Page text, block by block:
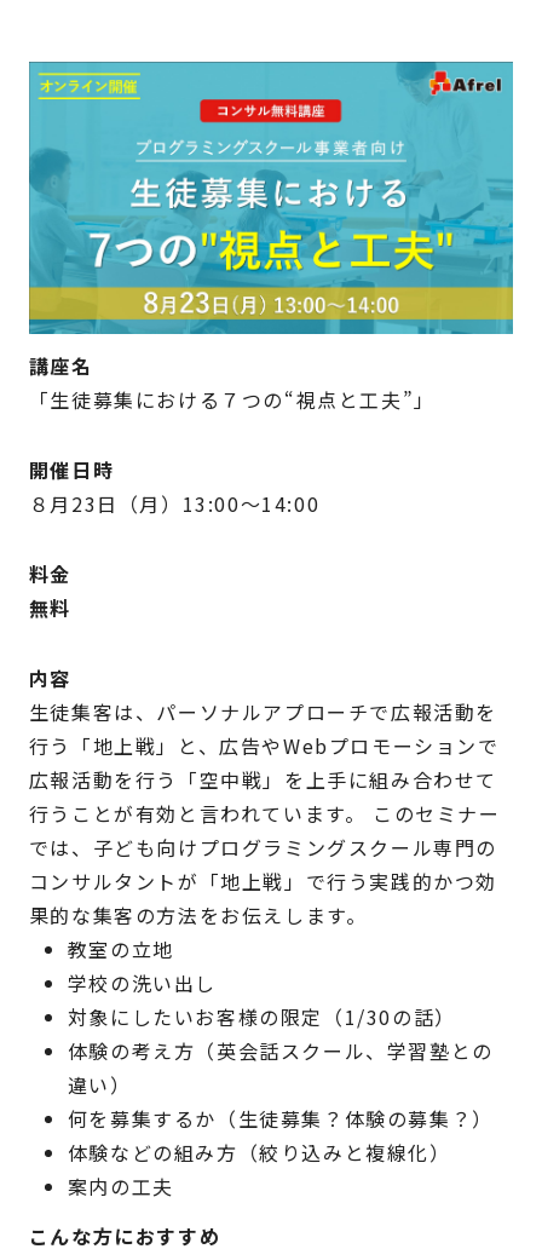
講座名
「生徒募集における７つの“視点と工夫”」
開催日時
８月23日（月）13:00～14:00
料金
無料
内容
生徒集客は、パーソナルアプローチで広報活動を
行う「地上戦」と、広告やWebプロモーションで
広報活動を行う「空中戦」を上手に組み合わせて
行うことが有効と言われています。 このセミナー
では、子ども向けプログラミングスクール専門の
コンサルタントが「地上戦」で行う実践的かつ効
果的な集客の方法をお伝えします。
教室の立地
学校の洗い出し
対象にしたいお客様の限定（1/30の話）
体験の考え方（英会話スクール、学習塾との
違い）
何を募集するか（生徒募集？体験の募集？）
体験などの組み方（絞り込みと複線化）
案内の工夫
こんな方におすすめ